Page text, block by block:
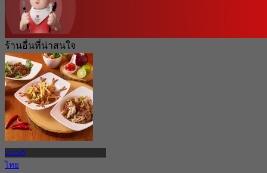
ร้านอื่นที่น่าสนใจ
บางกะปิ
ไทย